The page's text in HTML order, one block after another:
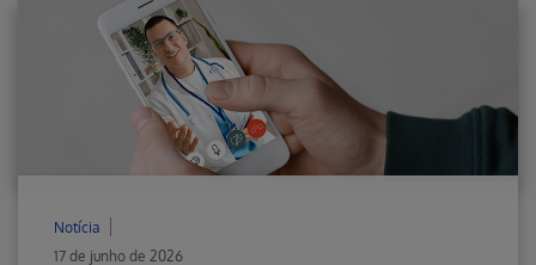
Notícia
17 de junho de 2026